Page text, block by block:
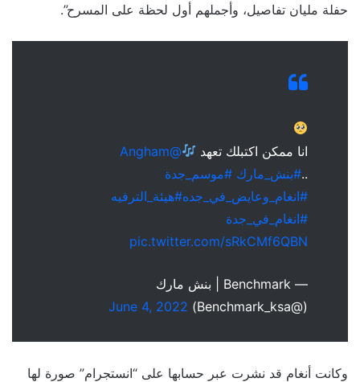
حفلة مليان تفاصيل، وأجملهم أول لحظة على المسرح”.
انا ممكن اكتبلك تعهد
@Angham
..#بنش_مارك #موسم_جدة
#انغام_وعايض_في_جده#هيئة_الترفيه
#انغام_في_جدة
pic.twitter.com/sRkCMf6QBN
— Benchmark | بنش مارك
(@Benchmark_ksa)
June 4, 2022
وكانت أنغام قد نشرت عبر حسابها على “انستجرام” صورة لها